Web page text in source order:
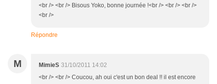
<br /> <br /> Bisous Yoko, bonne journée !<br /> <br /> <br />
<br />
Répondre
M MimieS 31/10/2011 14:02
<br /> <br /> Coucou, ah oui c'est un bon deal !! il est encore